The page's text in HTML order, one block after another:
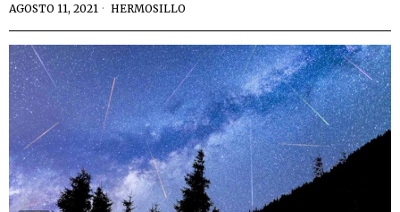
AGOSTO 11, 2021 HERMOSILLO